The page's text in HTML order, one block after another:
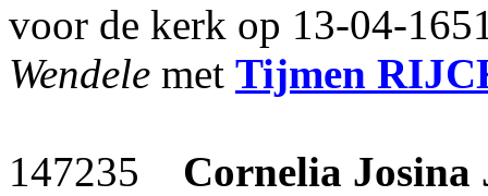
voor de kerk op 13-04-
Wendele met Tijmen
147235 Cornelia Josina